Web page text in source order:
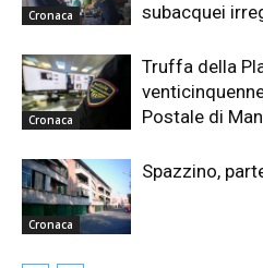
Cronaca
subacquei
Cronaca
Truffa della
Postale di
Cronaca
Spazzino,